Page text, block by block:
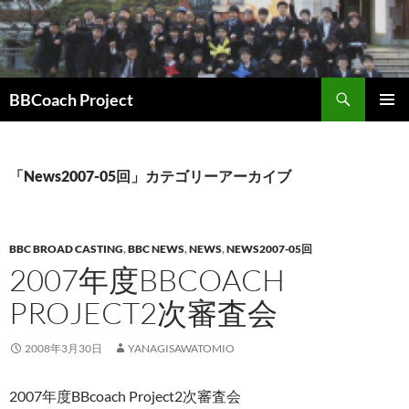
コ
ン
テ
ン
ツ
へ
BBCoach Project
索
「News2007-05回」カテゴリーアーカイブ
BBC BROAD CASTING,BBC NEWS,NEWS,NEWS2007-05回
2007年度BBCOACH
PROJECT2次審査会
2008年3月30日 YANAGISAWATOMIO
2007年度BBcoach Project2次審査会